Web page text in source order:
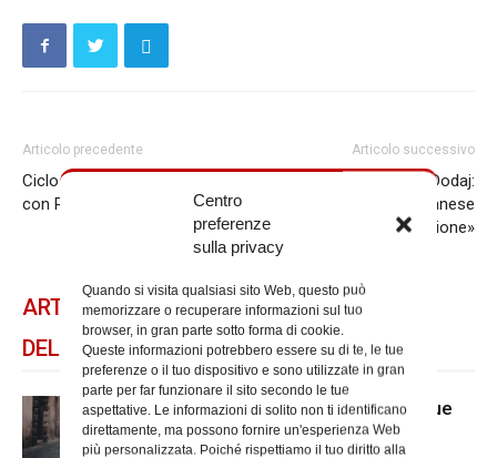
Centro
preferenze
sulla privacy
Quando si visita qualsiasi sito Web, questo può
memorizzare o recuperare informazioni sul tuo
browser, in gran parte sotto forma di cookie.
Queste informazioni potrebbero essere su di te, le tue
preferenze o il tuo dispositivo e sono utilizzate in gran
parte per far funzionare il sito secondo le tue
aspettative. Le informazioni di solito non ti identificano
direttamente, ma possono fornire un'esperienza Web
più personalizzata. Poiché rispettiamo il tuo diritto alla
Articolo precedente
Ciclo ebraico-cristiano, il 17
con Ravasi e Di Segni
Articolo successivo
L’arcivescovo di Tirana Dodaj:
«La Chiesa albanese
testimonia la Resurrezione»
ARTICOLI CORRELATI
DELLO STESSO AUTORE
Caritas, “Quartieri solidali” prosegue
ad agosto